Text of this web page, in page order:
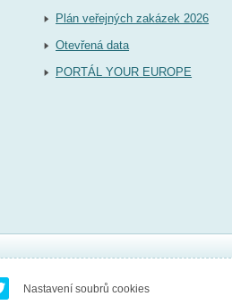
Plán veřejných zakázek 2026
Otevřená data
PORTÁL YOUR EUROPE
Nastavení soubrů cookies